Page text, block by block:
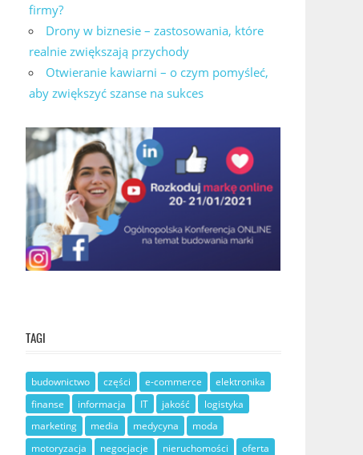
firmy?
Drony w biznesie – zastosowania, które
realnie zwiększają przychody
Otwieranie kawiarni – o czym pomyśleć,
aby zwiększyć szanse na sukces
TAGI
budownictwo części e-commerce
elektronika
finanse
informacja IT jakość
logistyka
marketing
media medycyna
moda
motoryzacja
negocjacje nieruchomości oferta